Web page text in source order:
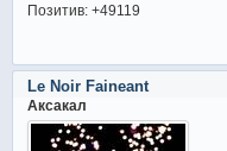
Позитив: +49119
Le Noir Faineant
Аксакал